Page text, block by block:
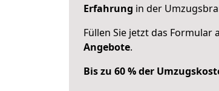
Erfahrung in der
Füllen Sie jetzt das Formular
Angebote.
Bis zu 60 % der